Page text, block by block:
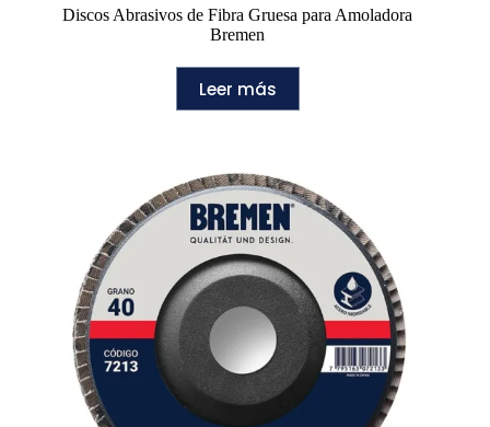
Discos Abrasivos de Fibra Gruesa para Amoladora
Bremen
Leer más